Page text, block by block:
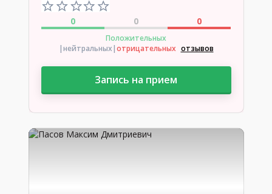
0 0 0
Положительных
|нейтральных|отрицательных отзывов
Запись на прием